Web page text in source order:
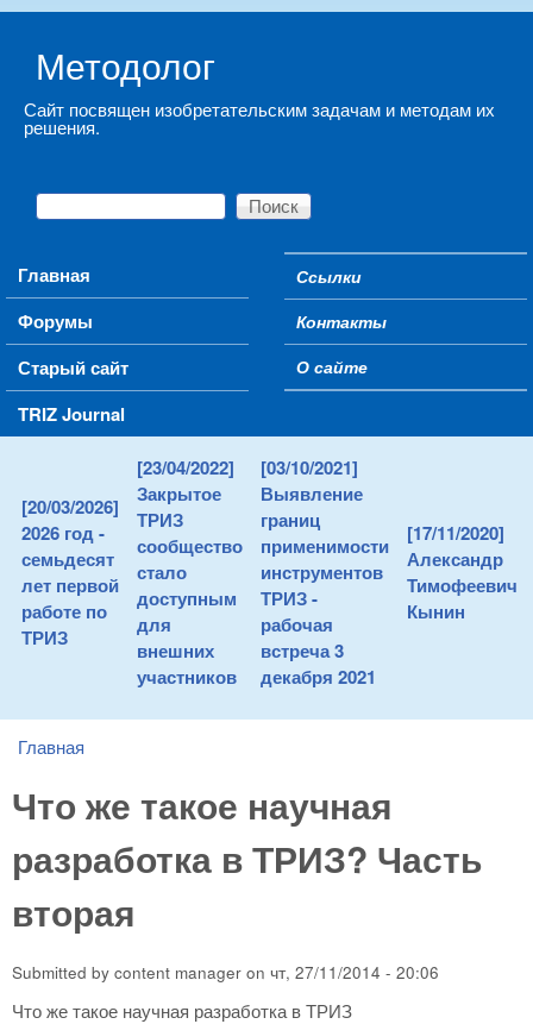
Методолог
Сайт посвящен изобретательским задачам и методам их
решения.
Форма поиска
Поиск
Main menu
Главная
Форумы
Старый сайт
TRIZ Journal
Secondary menu
Ссылки
Контакты
О сайте
[20/03/2026]
2026 год -
семьдесят
лет первой
работе по
ТРИЗ
[23/04/2022]
Закрытое
ТРИЗ
сообщество
стало
доступным
для
внешних
участников
[03/10/2021]
Выявление
границ
применимости
инструментов
ТРИЗ -
рабочая
встреча 3
декабря 2021
[17/11/2020]
Александр
Тимофеевич
Кынин
You are here
Главная
Что же такое научная
разработка в ТРИЗ? Часть
вторая
Submitted by content manager on чт, 27/11/2014 - 20:06
Что же такое научная разработка в ТРИЗ